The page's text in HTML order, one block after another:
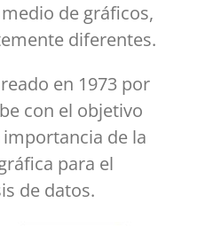
de gráficos,
diferentes.
en 1973 por
con el objetivo
de la
para el
de datos.